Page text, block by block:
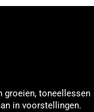
groeien, toneellessen
in voorstellingen.